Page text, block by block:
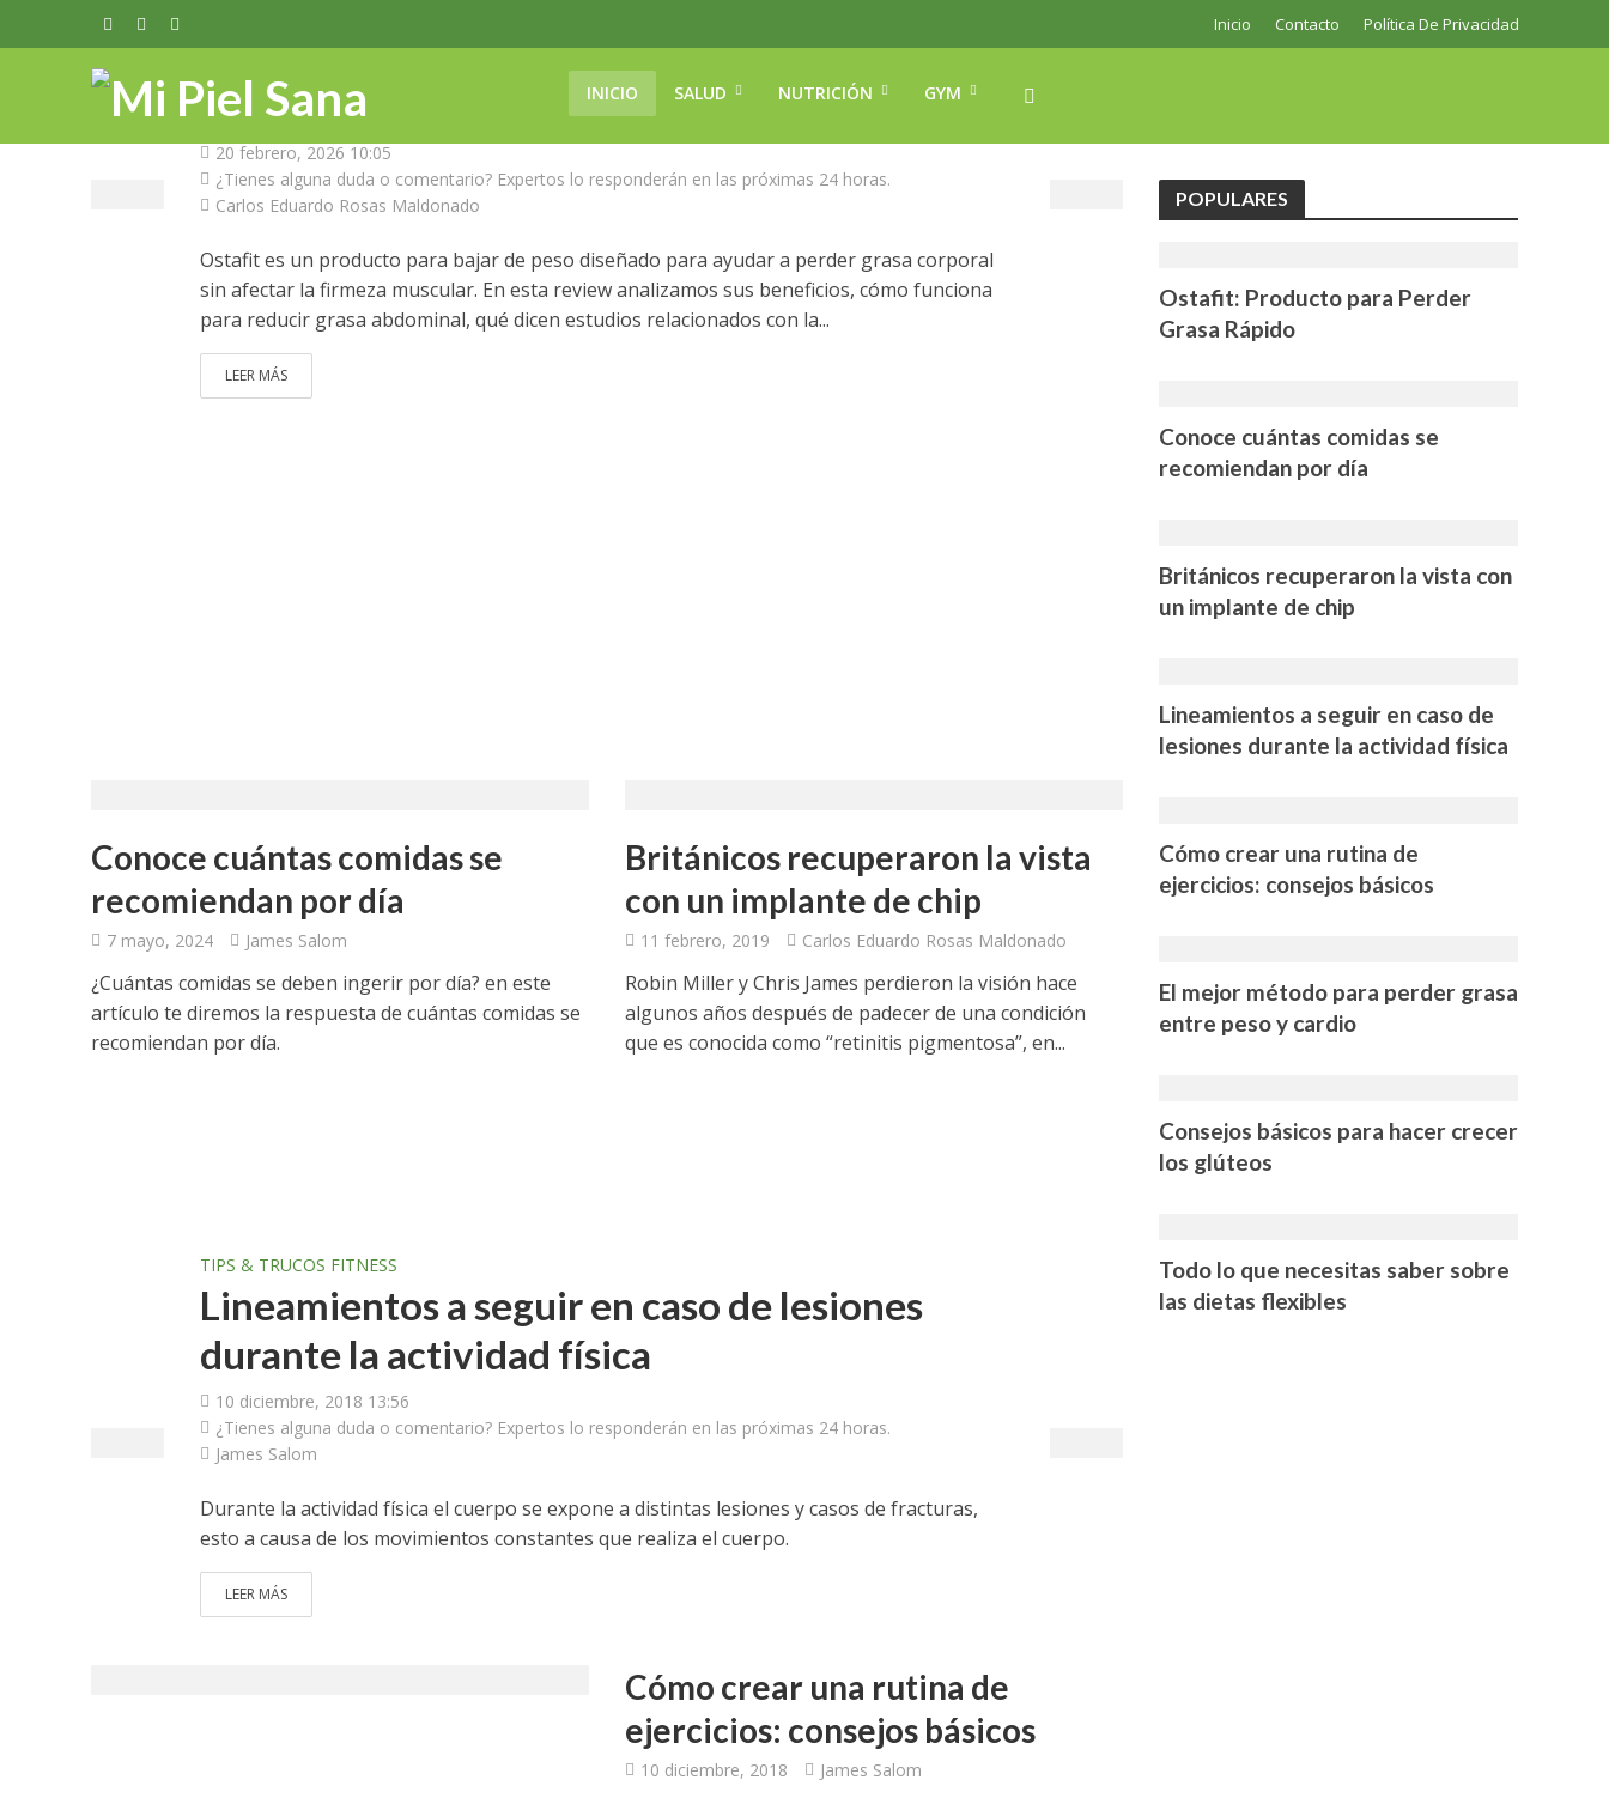
Inicio Contacto Política De Privacidad
INICIO SALUD NUTRICIÓN GYM
Ostafit: Producto para Perder Grasa Rápido
20 febrero, 2026 10:05
¿Tienes alguna duda o comentario? Expertos lo responderán en las próximas 24 horas.
Carlos Eduardo Rosas Maldonado
Ostafit es un producto para bajar de peso diseñado para ayudar a perder grasa corporal
sin afectar la firmeza muscular. En esta review analizamos sus beneficios, cómo funciona
para reducir grasa abdominal, qué dicen estudios relacionados con la...
LEER MÁS
Conoce cuántas comidas se
recomiendan por día
7 mayo, 2024 James Salom
¿Cuántas comidas se deben ingerir por día? en este
artículo te diremos la respuesta de cuántas comidas se
recomiendan por día.
Británicos recuperaron la vista
con un implante de chip
11 febrero, 2019 Carlos Eduardo Rosas Maldonado
Robin Miller y Chris James perdieron la visión hace
algunos años después de padecer de una condición
que es conocida como “retinitis pigmentosa”, en...
TIPS & TRUCOS FITNESS
Lineamientos a seguir en caso de lesiones
durante la actividad física
10 diciembre, 2018 13:56
¿Tienes alguna duda o comentario? Expertos lo responderán en las próximas 24 horas.
James Salom
Durante la actividad física el cuerpo se expone a distintas lesiones y casos de fracturas,
esto a causa de los movimientos constantes que realiza el cuerpo.
LEER MÁS
Cómo crear una rutina de
ejercicios: consejos básicos
10 diciembre, 2018 James Salom
POPULARES
Ostafit: Producto para Perder
Grasa Rápido
Conoce cuántas comidas se
recomiendan por día
Británicos recuperaron la vista con
un implante de chip
Lineamientos a seguir en caso de
lesiones durante la actividad física
Cómo crear una rutina de
ejercicios: consejos básicos
El mejor método para perder grasa
entre peso y cardio
Consejos básicos para hacer crecer
los glúteos
Todo lo que necesitas saber sobre
las dietas flexibles